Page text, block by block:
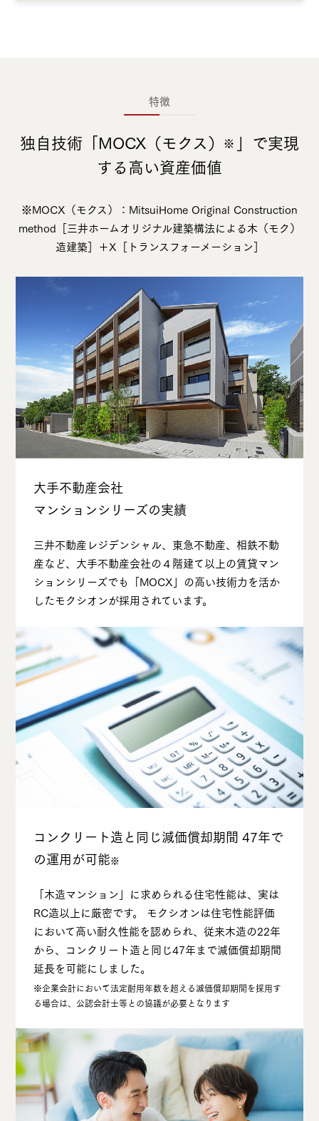
特徴
独⾃技術「MOCX（モクス） ※ 」で実現
する⾼い資産価値
※MOCX（モクス）： MitsuiHome Original Construction
method［三井ホームオリジナル建築構法による⽊（モク）
造建築］＋X ［トランスフォーメーション］
⼤⼿不動産会社
マンションシリーズの実績
三井不動産レジデンシャル、東急不動産、相鉄不動
産など、⼤⼿不動産会社の４階建て以上の賃貸マン
ションシリーズでも「MOCX」の⾼い技術⼒を活か
したモクシオンが採⽤されています。
コンクリート造と同じ減価償却期間 47年で
の運⽤が可能※
「⽊造マンション」に求められる住宅性能は、実は
RC造以上に厳密です。 モクシオンは住宅性能評価
において⾼い耐久性能を認められ、従来⽊造の22年
から、コンクリート造と同じ47年まで減価償却期間
延⻑を可能にしました。
※企業会計において法定耐⽤年数を超える減価償却期間を採⽤す
る場合は、公認会計⼠等との協議が必要となります